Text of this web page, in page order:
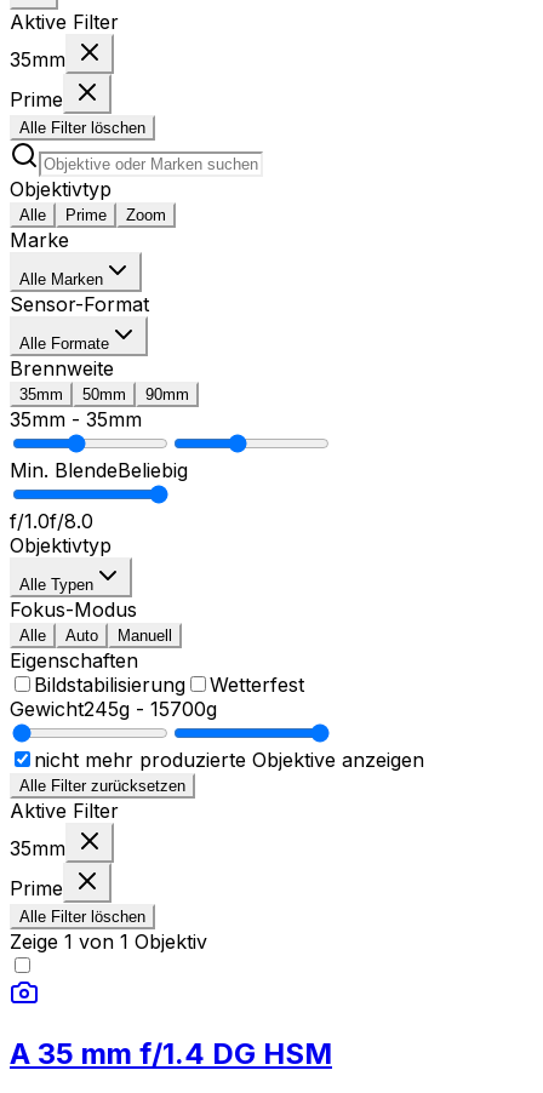
Aktive Filter
35mm
Prime
Alle Filter löschen
Objektivtyp
Alle Prime Zoom
Marke
Alle Marken
Sensor-Format
Alle Formate
Brennweite
35mm 50mm 90mm
35mm - 35mm
Min. BlendeBeliebig
f/1.0f/8.0
Objektivtyp
Alle Typen
Fokus-Modus
Alle Auto Manuell
Eigenschaften
Bildstabilisierung
Wetterfest
Gewicht245g - 15700g
nicht mehr produzierte Objektive anzeigen
Alle Filter zurücksetzen
Aktive Filter
35mm
Prime
Alle Filter löschen
Zeige 1 von 1 Objektiv
A 35 mm f/1.4 DG HSM